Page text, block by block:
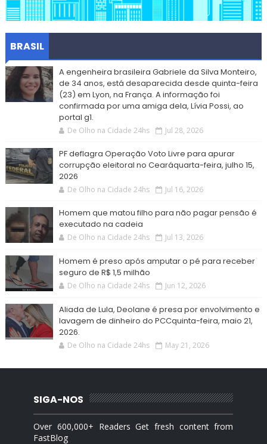
BRASIL
A engenheira brasileira Gabriele da Silva Monteiro,
de 34 anos, está desaparecida desde quinta-feira
(23) em Lyon, na França. A informação foi
confirmada por uma amiga dela, Lívia Possi, ao
portal g1.
De Olho na Cidade 24hs Jul 28, 2026
PF deflagra Operação Voto Livre para apurar
corrupção eleitoral no Cearáquarta-feira, julho 15,
2026
De Olho na Cidade 24hs Jul 16, 2026
Homem que matou filho para não pagar pensão é
executado na cadeia
De Olho na Cidade 24hs Jul 13, 2026
Homem é preso após amputar o pé para receber
seguro de R$ 1,5 milhão
De Olho na Cidade 24hs Jun 12, 2026
Aliada de Lula, Deolane é presa por envolvimento e
lavagem de dinheiro do PCCquinta-feira, maio 21,
2026.
De Olho na Cidade 24hs May 21, 2026
SIGA-NOS
Over 600,000+ Readers Get fresh content from
FastBlog